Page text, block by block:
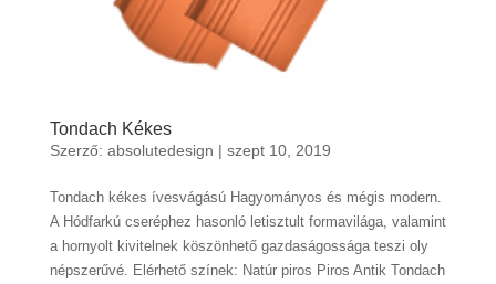
Tondach Kékes
Szerző: absolutedesign | szept 10, 2019
Tondach kékes ívesvágású Hagyományos és mégis modern.
A Hódfarkú cseréphez hasonló letisztult formavilága, valamint
a hornyolt kivitelnek köszönhető gazdaságossága teszi oly
népszerűvé. Elérhető színek: Natúr piros Piros Antik Tondach